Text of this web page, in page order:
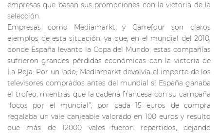
empresas que basan sus promociones con la victoria de la
selección.
Empresas como Mediamarkt y Carrefour son claros
ejemplos de esta situación, ya que, en el mundial del 2010,
donde España levanto la Copa del Mundo, estas compañías
sufrieron grandes pérdidas económicas con la victoria de
La Roja. Por un lado, Mediamarkt devolvía el importe de los
televisores comprados antes del mundial si España ganaba
el trofeo, mientras que la cadena francesa con su campaña
“locos por el mundial”, por cada 15 euros de compra
regalaba un vale canjeable valorado en 100 euros y resulto
que más de 12000 vales fueron repartidos, dejando